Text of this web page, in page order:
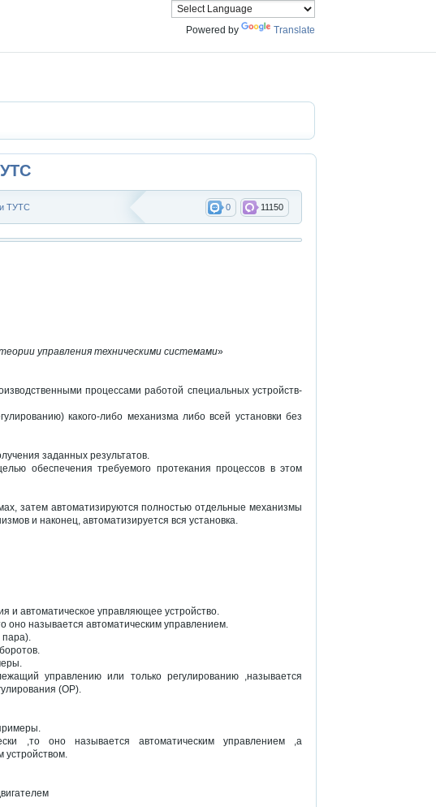
Powered by Translate
ТУТС 11150
0
управления техническими системами»
процессами работой специальных устройств-
какого-либо механизма либо всей установки без
заданных результатов.
обеспечения требуемого протекания процессов в этом
затем автоматизируются полностью отдельные механизмы
и наконец, автоматизируется вся установка.
и автоматическое управляющее устройство.
оно называется автоматическим управлением.
управлению или только регулированию ,называется
(ОР).
,то оно называется автоматическим управлением ,а